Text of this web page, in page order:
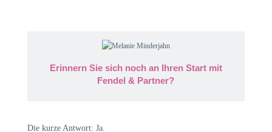
Erinnern Sie sich noch an Ihren Start mit
Fendel & Partner?
Die kurze Antwort: Ja.